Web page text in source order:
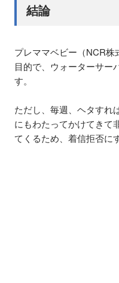
結論
プレママベビー（NCR
目的で、ウォーターサー
す。
ただし、毎週、ヘタすれ
にもわたってかけてきて
てくるため、着信拒否に